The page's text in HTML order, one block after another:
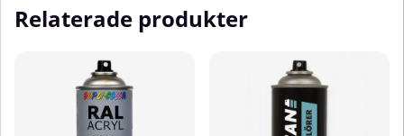
Relaterade produkter